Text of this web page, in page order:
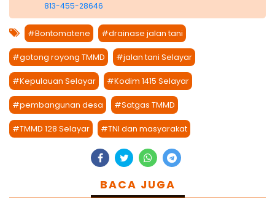
813-455-28646
#Bontomatene #drainase jalan tani
#gotong royong TMMD #jalan tani Selayar
#Kepulauan Selayar #Kodim 1415 Selayar
#pembangunan desa #Satgas TMMD
#TMMD 128 Selayar #TNI dan masyarakat
BACA JUGA